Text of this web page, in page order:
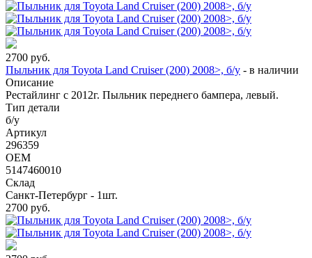
2700 руб.
Пыльник для Toyota Land Cruiser (200) 2008>, б/у - в наличии
Описание
Рестайлинг с 2012г. Пыльник переднего бампера, левый.
Тип детали
б/у
Артикул
296359
OEM
5147460010
Склад
Санкт-Петербург - 1шт.
2700 руб.